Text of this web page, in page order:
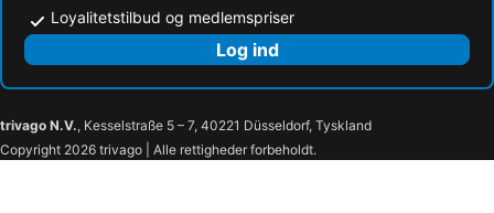
Loyalitetstilbud og medlemspriser
Log ind
trivago N.V., Kesselstraße 5 – 7, 40221 Düsseldorf, Tyskland
Copyright 2026 trivago | Alle rettigheder forbeholdt.